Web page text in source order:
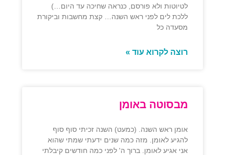
לטיוטות ולא פורסם, כנראה שחיכה עד היום…)
ללכת לים לפני ראש השנה… קצת מחשבות וביקורת
מסעדה כל
רוצה לקרוא עוד »
מבסוטה באומן
אומן ראש השנה. (כמעט) השנה זכיתי סוף סוף
להגיע לאומן. מזה כמה שנים ידעתי שמתי שהוא
אני אגיע לאומן. ברוך ה' לפני כמה חודשים קיבלתי